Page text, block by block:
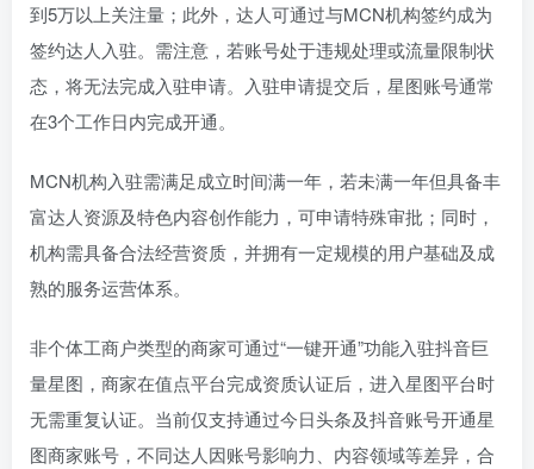
到5万以上关注量；此外，达人可通过与MCN机构签约成为
签约达人入驻。需注意，若账号处于违规处理或流量限制状
态，将无法完成入驻申请。入驻申请提交后，星图账号通常
在3个工作日内完成开通。
MCN机构入驻需满足成立时间满一年，若未满一年但具备丰
富达人资源及特色内容创作能力，可申请特殊审批；同时，
机构需具备合法经营资质，并拥有一定规模的用户基础及成
熟的服务运营体系。
非个体工商户类型的商家可通过“一键开通”功能入驻抖音巨
量星图，商家在值点平台完成资质认证后，进入星图平台时
无需重复认证。当前仅支持通过今日头条及抖音账号开通星
图商家账号，不同达人因账号影响力、内容领域等差异，合